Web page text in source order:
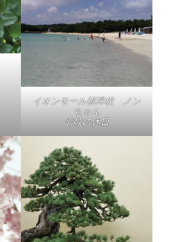
イオンモール福津校 ノン
ちゃん
壱岐の休日